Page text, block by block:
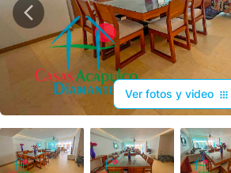
Ver fotos y video